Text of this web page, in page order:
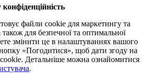
файли cookie для маркетингу та
для безпечної та оптимальної
змінити це в налаштуваннях вашого
«Погодитися», щоб дати згоду на
Детальніше можна ознайомитися
.